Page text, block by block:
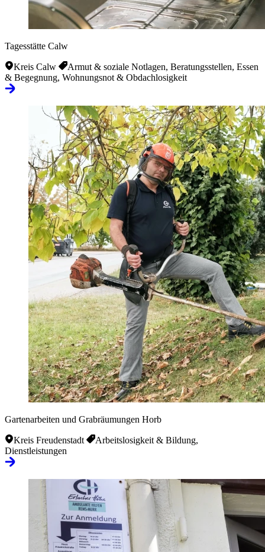
Tagesstätte Calw
Kreis Calw
Armut & soziale Notlagen, Beratungsstellen, Essen
& Begegnung, Wohnungsnot & Obdachlosigkeit
Gartenarbeiten und Grabräumungen Horb
Kreis Freudenstadt
Arbeitslosigkeit & Bildung,
Dienstleistungen